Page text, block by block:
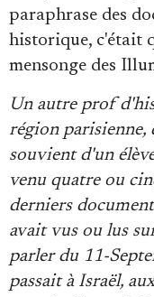
paraphrase des
historique, c'était
mensonge des
Un autre prof
région parisienne,
souvient d'un
venu quatre ou
derniers
avait vus ou lus
parler du 11-
passait à Israël,